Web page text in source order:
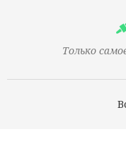
Только